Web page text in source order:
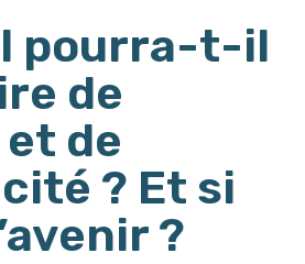
pourra-t-il
de
et de
? Et si
?